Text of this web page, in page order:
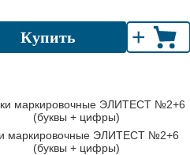
Купить +
маркировочные ЭЛИТЕСТ №2+6
(буквы + цифры)